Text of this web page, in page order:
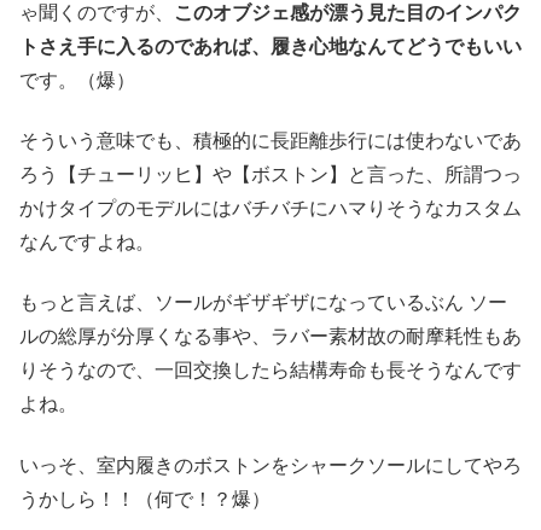
ゃ聞くのですが、
このオブジェ感が漂う見た目のインパク
トさえ手に入るのであれば、履き心地なんてどうでもいい
です。（爆）
そういう意味でも、積極的に長距離歩行には使わないであ
ろう【チューリッヒ】や【ボストン】と言った、所謂つっ
かけタイプのモデルにはバチバチにハマりそうなカスタム
なんですよね。
もっと言えば、ソールがギザギザになっているぶん ソー
ルの総厚が分厚くなる事や、ラバー素材故の耐摩耗性もあ
りそうなので、一回交換したら結構寿命も長そうなんです
よね。
いっそ、室内履きのボストンをシャークソールにしてやろ
うかしら！！（何で！？爆）